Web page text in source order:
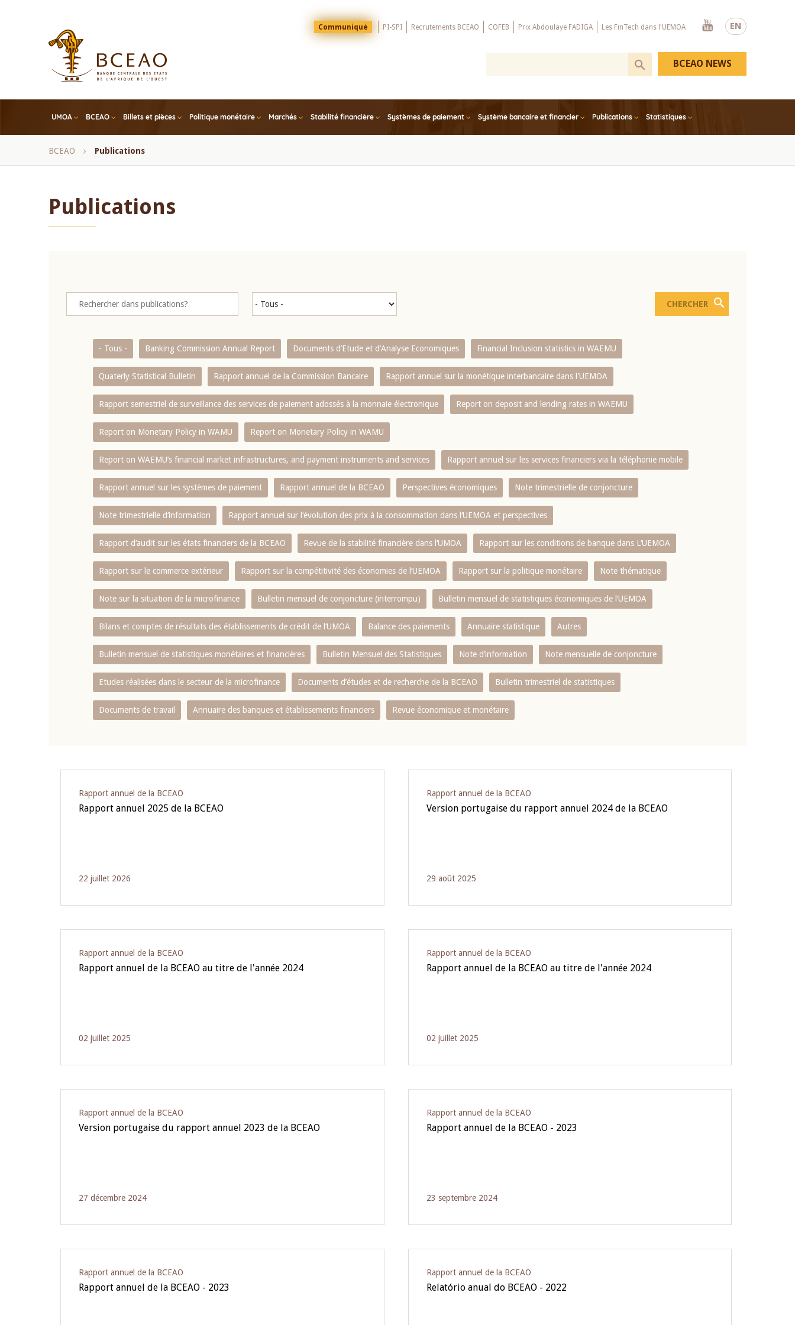
EN
Menu
Top
Communiqué PI-SPI Recrutements BCEAO COFEB Prix Abdoulaye FADIGA Les FinTech dans l'UEMOA
Youtube
UMOA BCEAO Billets et pièces Politique monétaire Marchés Stabilité financière Systèmes de paiement Système bancaire et financier Publications Statistiques
BCEAO NEWS
Fil
BCEAO Publications
Publications
- Tous - Banking Commission Annual Report Documents d’Etude et d’Analyse Economiques Financial Inclusion statistics in WAEMU
Quaterly Statistical Bulletin Rapport annuel de la Commission Bancaire Rapport annuel sur la monétique interbancaire dans l'UEMOA
Rapport semestriel de surveillance des services de paiement adossés à la monnaie électronique Report on deposit and lending rates in WAEMU
Report on Monetary Policy in WAMU Report on Monetary Policy in WAMU
Report on WAEMU’s financial market infrastructures, and payment instruments and services Rapport annuel sur les services financiers via la téléphonie mobile
Rapport annuel sur les systèmes de paiement Rapport annuel de la BCEAO Perspectives économiques Note trimestrielle de conjoncture
Note trimestrielle d‘information Rapport annuel sur l‘évolution des prix à la consommation dans l‘UEMOA et perspectives
Rapport d‘audit sur les états financiers de la BCEAO Revue de la stabilité financière dans l‘UMOA Rapport sur les conditions de banque dans L‘UEMOA
Rapport sur le commerce extérieur Rapport sur la compétitivité des économies de l‘UEMOA Rapport sur la politique monétaire Note thématique
Note sur la situation de la microfinance Bulletin mensuel de conjoncture (interrompu) Bulletin mensuel de statistiques économiques de l‘UEMOA
Bilans et comptes de résultats des établissements de crédit de l‘UMOA Balance des paiements Annuaire statistique Autres
Bulletin mensuel de statistiques monétaires et financières Bulletin Mensuel des Statistiques Note d’information Note mensuelle de conjoncture
Etudes réalisées dans le secteur de la microfinance Documents d’études et de recherche de la BCEAO Bulletin trimestriel de statistiques
Documents de travail Annuaire des banques et établissements financiers Revue économique et monétaire
Rapport annuel de la BCEAO
Rapport annuel 2025 de la BCEAO
22 juillet 2026
Rapport annuel de la BCEAO
Version portugaise du rapport annuel 2024 de la BCEAO
29 août 2025
Rapport annuel de la BCEAO
Rapport annuel de la BCEAO au titre de l'année 2024
02 juillet 2025
Rapport annuel de la BCEAO
Rapport annuel de la BCEAO au titre de l'année 2024
02 juillet 2025
Rapport annuel de la BCEAO
Version portugaise du rapport annuel 2023 de la BCEAO
27 décembre 2024
Rapport annuel de la BCEAO
Rapport annuel de la BCEAO - 2023
23 septembre 2024
Rapport annuel de la BCEAO
Rapport annuel de la BCEAO - 2023
Rapport annuel de la BCEAO
Relatório anual do BCEAO - 2022